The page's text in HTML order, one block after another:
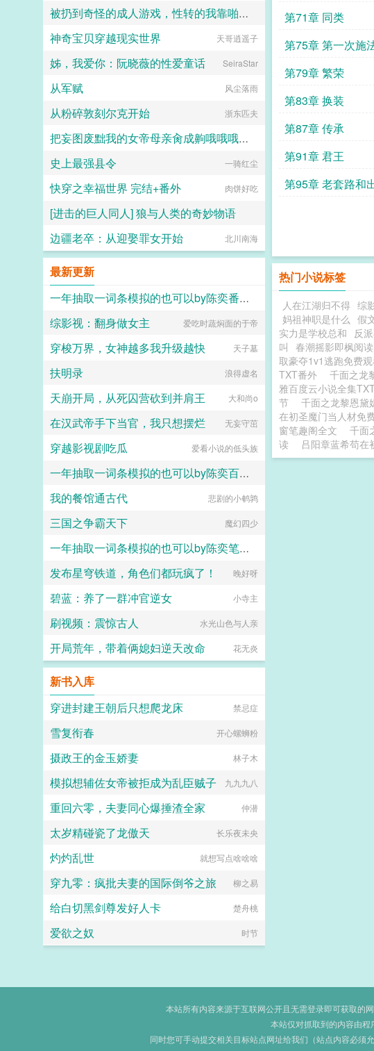
第71章 同类
第75章 第一次施
第79章 繁荣
第83章 换装
第87章 传承
第91章 君王
第95章 老套路和
热门小说标签
人在江湖归不得 综
妈祖神职是什么 假
实力是学校总和
反
叫 春潮摇影即枫阅读
取豪夺1v1逃跑免费
TXT番外
千面之龙
雅百度云小说全集
节
千面之龙黎恩黛
在初圣魔门当人材免
窗笔趣阁全文
千面
读
吕阳章蓝希苟在
Night_phantom
被扔到奇怪的成人游戏，性转的我靠啪啪拯救世界！？
songsong
神奇宝贝穿越现实世界 天哥逍遥子
姊，我爱你：阮晓薇的性爱童话 SeiraStar
从军赋 风尘落雨
从粉碎敦刻尔克开始 浙东匹夫
把妄图废黜我的女帝母亲肏成齁哦哦哦哦的母猪
rojv2bswqxndx
史上最强县令 一骑红尘
快穿之幸福世界 完结+番外 肉饼好吃
[进击的巨人同人] 狼与人类的奇妙物语
荷叶蒸蛋
边疆老卒：从迎娶罪女开始 北川南海
最新更新
一年抽取一词条模拟的也可以by陈奕番外篇TXT
六大六子
综影视：翻身做女主 爱吃时蔬焖面的于帝
穿梭万界，女神越多我升级越快 天子墓
扶明录 浪得虚名
天崩开局，从死囚营砍到并肩王 大和尚o
在汉武帝手下当官，我只想摆烂 无妄守茁
穿越影视剧吃瓜 爱看小说的低头族
一年抽取一词条模拟的也可以by陈奕百度网盘
六大六子
我的餐馆通古代 悲剧的小鹌鹑
三国之争霸天下 魔幻四少
一年抽取一词条模拟的也可以by陈奕笔趣阁无弹窗
六大六子
发布星穹铁道，角色们都玩疯了！ 晚好呀
碧蓝：养了一群冲官逆女 小寺主
刷视频：震惊古人 水光山色与人亲
开局荒年，带着俩媳妇逆天改命 花无炎
新书入库
穿进封建王朝后只想爬龙床
禁忌症
雪复衔春 开心螺蛳粉
摄政王的金玉娇妻 林子木
模拟想辅佐女帝被拒成为乱臣贼子 九九九八
重回六零，夫妻同心爆捶渣全家 仲潜
太岁精碰瓷了龙傲天 长乐夜未央
灼灼乱世 就想写点啥啥啥
穿九零：疯批夫妻的国际倒爷之旅 柳之易
给白切黑剑尊发好人卡 楚舟桃
爱欲之奴 时节
本站所有内容来源于互联网公开且无需登录即可获取的
本站仅对抓取到的内容由程
同时您可手动提交相关目标站点网址给我们（站点内容必须